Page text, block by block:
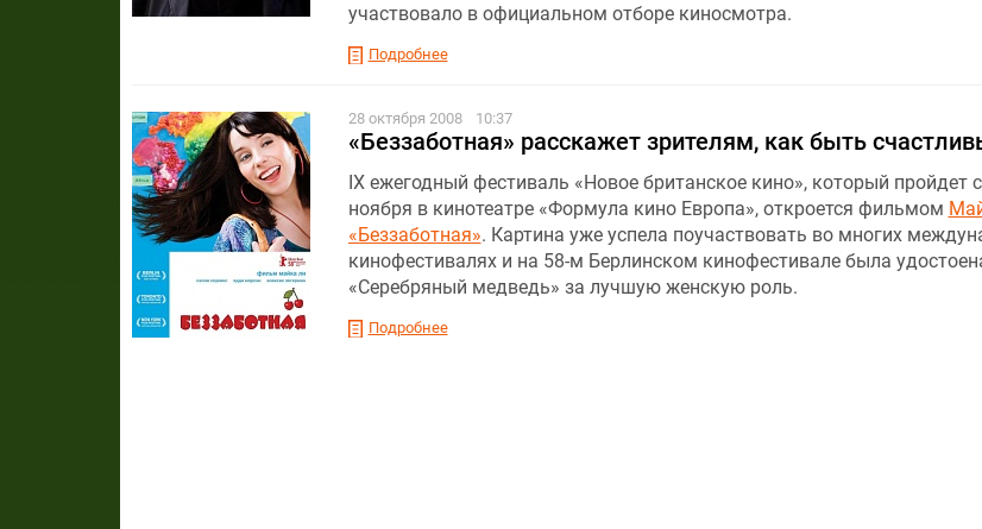
участвовало в официальном отборе киносмотра.
Подробнее
28 октября 2008 10:37
«Беззаботная» расскажет зрителям, как быть
IX ежегодный фестиваль «Новое британское кино», который пройдет
ноября в кинотеатре «Формула кино Европа», откроется фильмом
«Беззаботная». Картина уже успела поучаствовать во многих
кинофестивалях и на 58-м Берлинском кинофестивале была
«Серебряный медведь» за лучшую женскую роль.
Подробнее